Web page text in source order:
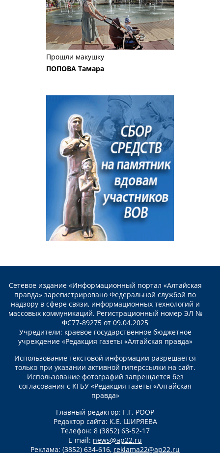
Прошли макушку
ПОПОВА Тамара
Сетевое издание «Информационный портал «Алтайская
правда» зарегистрировано Федеральной службой по
надзору в сфере связи, информационных технологий и
массовых коммуникаций. Регистрационный номер ЭЛ №
ФС77-89275 от 09.04.2025
Учредители: краевое государственное бюджетное
учреждение «Редакция газеты «Алтайская правда»
Использование текстовой информации разрешается
только при указании активной гиперссылки на сайт.
Использование фотографий запрещается без
согласования с КГБУ «Редакция газеты «Алтайская
правда»
Главный редактор: Г.Г. РООР
Редактор сайта: К.Е. ШИРЯЕВА
Телефон: 8 (3852) 63-52-17
E-mail: news@ap22.ru
Реклама: (3852) 634-616, reklama22@ap22.ru